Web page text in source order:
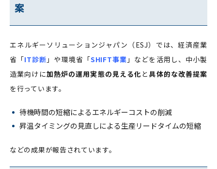
案
エネルギーソリューションジャパン（ESJ）では、経済産業
省「IT診断 」や環境省「SHIFT事業 」などを活用し、中小製
造業向けに加熱炉の運用実態の見える化と 具体的な改善提案
を行っています。
待機時間の短縮によるエネルギーコストの削減
昇温タイミングの見直しによる生産リードタイムの短縮
などの成果が報告されています。